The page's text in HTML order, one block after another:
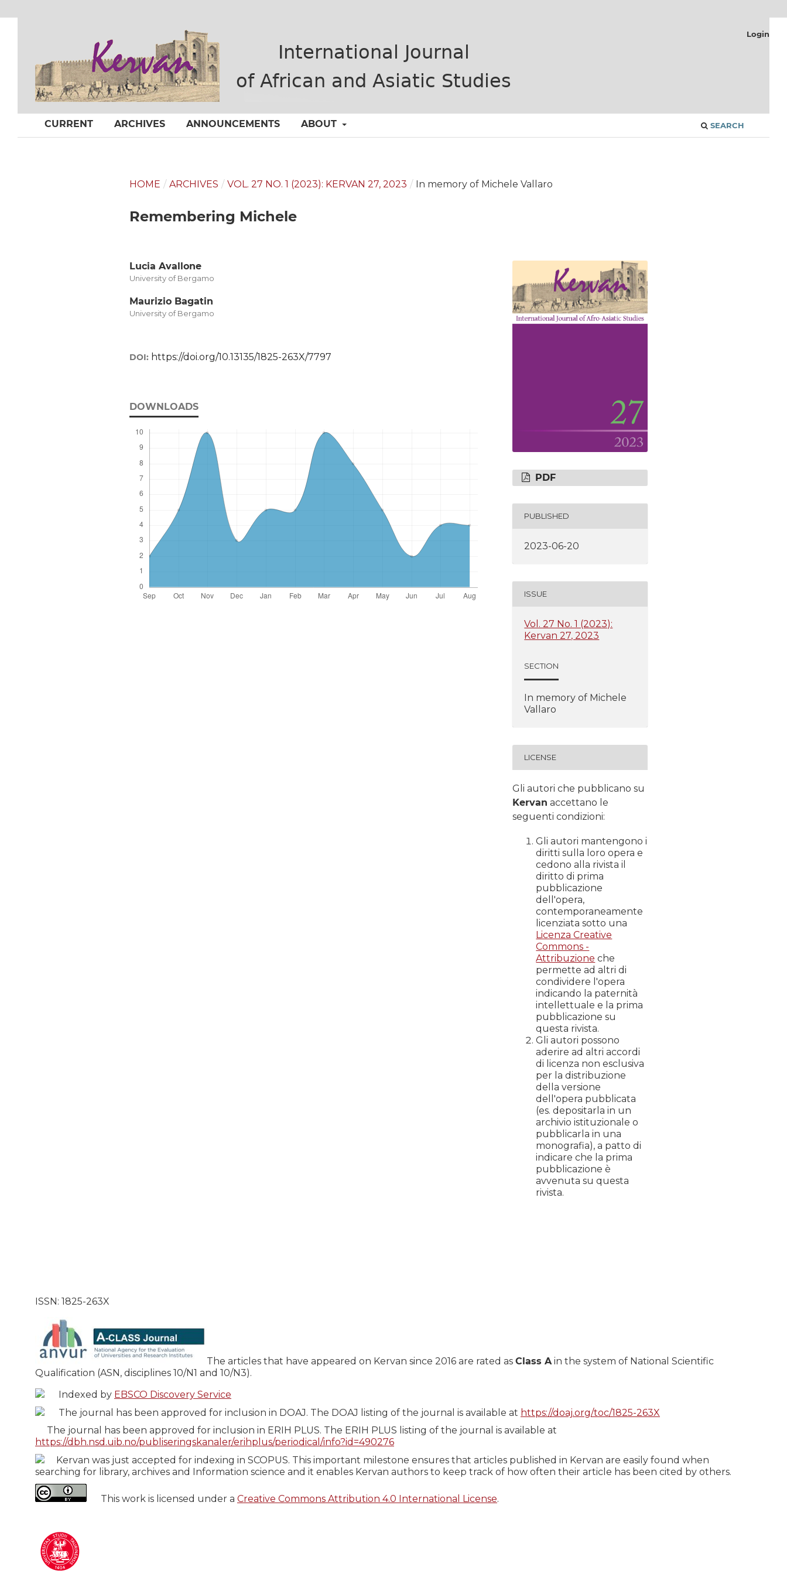
CURRENT ARCHIVES ANNOUNCEMENTS ABOUT SEARCH
Login
HOME / ARCHIVES / VOL. 27 NO. 1 (2023): KERVAN 27, 2023 / In memory of Michele Vallaro
Remembering Michele
Lucia Avallone
University of Bergamo
Maurizio Bagatin
University of Bergamo
DOI: https://doi.org/10.13135/1825-263X/7797
DOWNLOADS
PDF
PUBLISHED
2023-06-20
ISSUE
Vol. 27 No. 1 (2023):
Kervan 27, 2023
SECTION
In memory of Michele
Vallaro
LICENSE
Gli autori che pubblicano su
Kervan accettano le
seguenti condizioni:
Gli autori mantengono i
diritti sulla loro opera e
cedono alla rivista il
diritto di prima
pubblicazione
dell'opera,
contemporaneamente
licenziata sotto una
Licenza Creative
Commons -
Attribuzione che
permette ad altri di
condividere l'opera
indicando la paternità
intellettuale e la prima
pubblicazione su
questa rivista.
Gli autori possono
aderire ad altri accordi
di licenza non esclusiva
per la distribuzione
della versione
dell'opera pubblicata
(es. depositarla in un
archivio istituzionale o
pubblicarla in una
monografia), a patto di
indicare che la prima
pubblicazione è
avvenuta su questa
rivista.
ISSN: 1825-263X
The articles that have appeared on Kervan since 2016 are rated as Class A in the system of National Scientific
Qualification (ASN, disciplines 10/N1 and 10/N3).
Indexed by EBSCO Discovery Service
The journal has been approved for inclusion in DOAJ. The DOAJ listing of the journal is available at https://doaj.org/toc/1825-263X
The journal has been approved for inclusion in ERIH PLUS. The ERIH PLUS listing of the journal is available at
https://dbh.nsd.uib.no/publiseringskanaler/erihplus/periodical/info?id=490276
Kervan was just accepted for indexing in SCOPUS. This important milestone ensures that articles published in Kervan are easily found when
searching for library, archives and Information science and it enables Kervan authors to keep track of how often their article has been cited by others.
This work is licensed under a Creative Commons Attribution 4.0 International License.